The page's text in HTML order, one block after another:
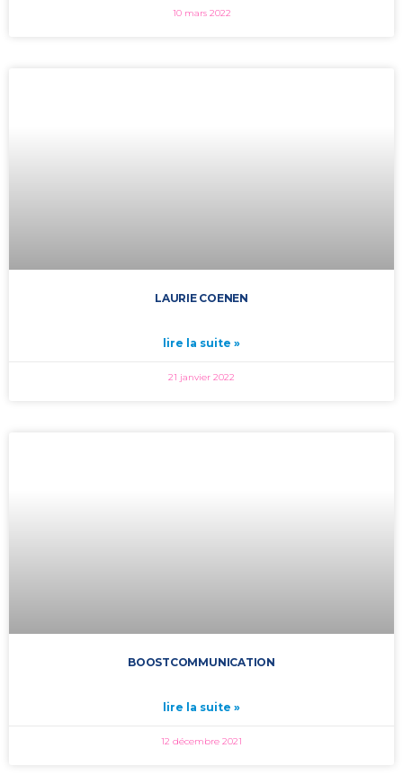
10 mars 2022
LAURIE COENEN
lire la suite »
21 janvier 2022
BOOSTCOMMUNICATION
lire la suite »
12 décembre 2021